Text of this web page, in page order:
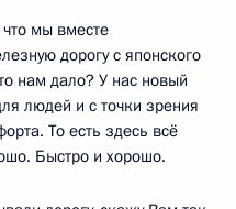
мы вместе
дорогу с японского
нам дало? У нас новый
людей и с точки зрения
То есть здесь всё
Быстро и хорошо.